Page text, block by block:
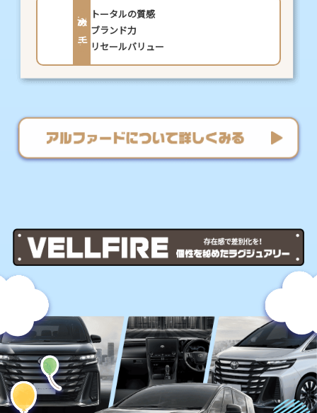
決め手
トータルの質感
ブランド力
リセールバリュー
ヴ
ェ
ァ
イ
ア